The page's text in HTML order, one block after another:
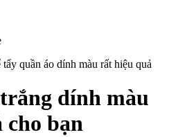
dính màu
cho bạn